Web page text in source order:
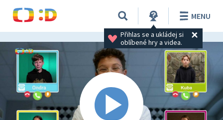
Přihlas se a ukládej si
oblíbené hry a videa.
MENU